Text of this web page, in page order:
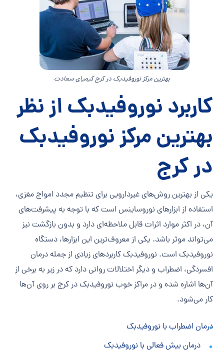
بهترین مرکز نوروفیدبک در کرج کیمیای سعادت
کاربرد نوروفیدبک از نظر
بهترین مرکز نوروفیدبک
در کرج
یکی از بهترین روش‌های غیردارویی برای تنظیم مجدد امواج مغزی،
استفاده از ابزارهای نوروساینس است که با توجه به پیشرفت‌های
آن، در اکثر موارد اثرات قابل ملاحظه‌ای دارد و بدون بازگشت نیز
می‌تواند موثر باشد. یکی از معروف‌ترین این ابزارها، دستگاه
نوروفیدبک است. نوروفیدبک کاربردهای زیادی از جمله درمان
افسردگی، اضطراب و دیگر اختلالات روانی دارد که در زیر به برخی از
آن‌ها اشاره شده و در مراکز خوب نوروفیدبک در کرج بر روی آن‌ها
کار می‌شود.
درمان اضطراب با نوروفیدبک
درمان بیش فعالی با نوروفیدبک